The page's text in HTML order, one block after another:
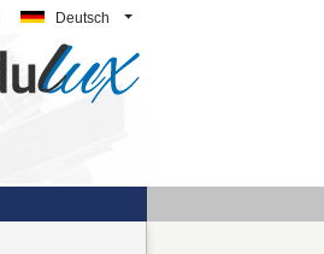
Deutsch